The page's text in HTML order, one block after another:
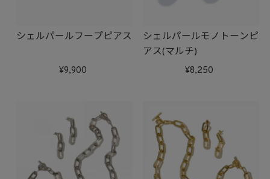
シェルパールフープピアス
9,900
シェルパールモノトーンピ
アス(マルチ)
8,250